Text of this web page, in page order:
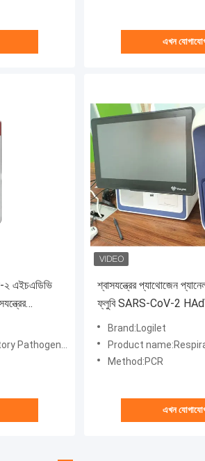
এখন
২ এইচএডিভি
PaneL
শ্বাসযন্ত্রের প্যাথোজেন
ফ্লুবি SARS-CoV-2
প্যাথোজেন পিসিআর
Brand:Logilet
Product
Method:PCR
এখন